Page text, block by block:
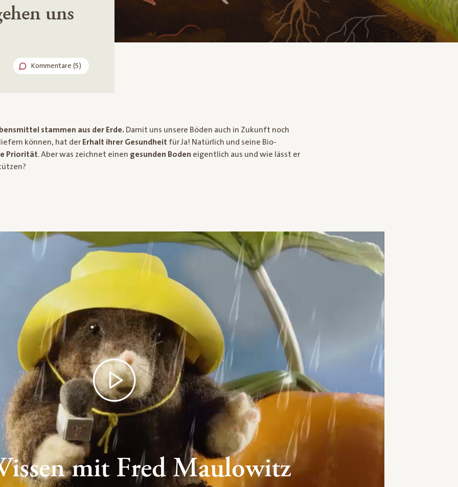
uns
Kommentare (5)
stammen aus der Erde. Damit uns unsere Böden auch in Zukunft noch
können, hat der Erhalt ihrer Gesundheit für Ja! Natürlich und seine Bio-
Priorität. Aber was zeichnet einen gesunden Boden eigentlich aus und wie lässt er
mit Fred Maulowitz